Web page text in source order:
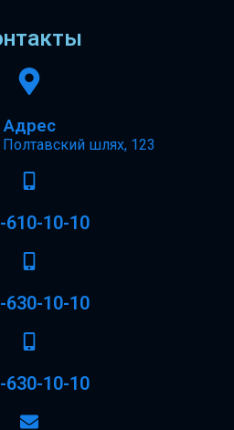
Адрес
Полтавский шлях, 123
610-10-10
630-10-10
630-10-10